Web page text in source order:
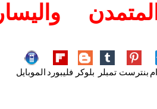
واليسار
بنترست تمبلر بلوكر فليبورد الموبايل